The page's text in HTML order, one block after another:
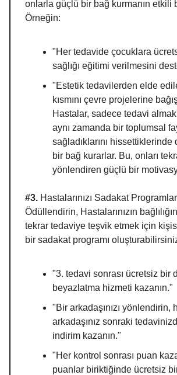
onlarla güçlü bir bağ kurmanın etkili
Örneğin:
"Her tedavide çocuklara
sağlığı eğitimi verilmesini
"Estetik tedavilerden elde
kısmını çevre projelerine
Hastalar, sadece tedavi
aynı zamanda bir toplumsal
sağladıklarını hissettiklerinde
bir bağ kurarlar. Bu, onları
yönlendiren güçlü bir
#3. Hastalarınızı Sadakat
Ödüllendirin, Hastalarınızın
tekrar tedaviye teşvik etmek için
bir sadakat programı
"3. tedavi sonrası ücretsiz bir
beyazlatma hizmeti kazanın."
"Bir arkadaşınızı yönlendirin,
arkadaşınız sonraki
indirim kazanın."
"Her kontrol sonrası puan
puanlar biriktiğinde ücretsiz